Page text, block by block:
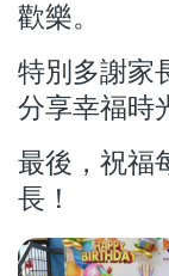
歡樂。
特別多謝家
分享幸福時
最後，祝福
長！